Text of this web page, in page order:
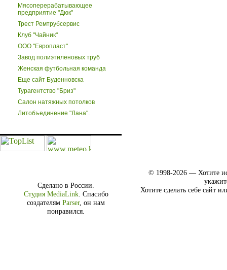
Мясоперерабатывающее
предприятие "Дюк"
Трест Ремтрубсервис
Клуб "Чайник"
ООО "Европласт"
Завод полиэтиленовых труб
Женская футбольная команда
Еще сайт Буденновска
Турагентство "Бриз"
Салон натяжных потолков
Литобъединение "Лана".
Сделано в России.
Студия MediaLink. Спасибо
создателям Parser, он нам
понравился.
© 1998-2026 — Хотите
Хотите сделать себе сайт